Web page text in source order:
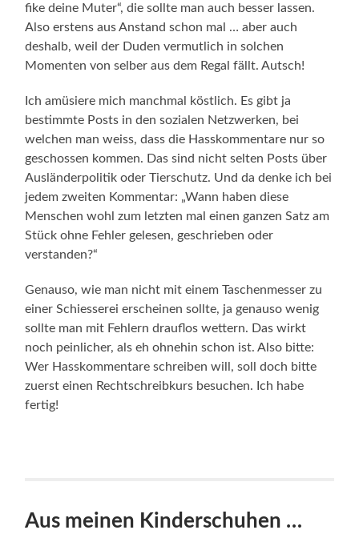
fike deine Muter“, die sollte man auch besser lassen.
Also erstens aus Anstand schon mal … aber auch
deshalb, weil der Duden vermutlich in solchen
Momenten von selber aus dem Regal fällt. Autsch!
Ich amüsiere mich manchmal köstlich. Es gibt ja
bestimmte Posts in den sozialen Netzwerken, bei
welchen man weiss, dass die Hasskommentare nur so
geschossen kommen. Das sind nicht selten Posts über
Ausländerpolitik oder Tierschutz. Und da denke ich bei
jedem zweiten Kommentar: „Wann haben diese
Menschen wohl zum letzten mal einen ganzen Satz am
Stück ohne Fehler gelesen, geschrieben oder
verstanden?“
Genauso, wie man nicht mit einem Taschenmesser zu
einer Schiesserei erscheinen sollte, ja genauso wenig
sollte man mit Fehlern drauflos wettern. Das wirkt
noch peinlicher, als eh ohnehin schon ist. Also bitte:
Wer Hasskommentare schreiben will, soll doch bitte
zuerst einen Rechtschreibkurs besuchen. Ich habe
fertig!
Aus meinen Kinderschuhen …